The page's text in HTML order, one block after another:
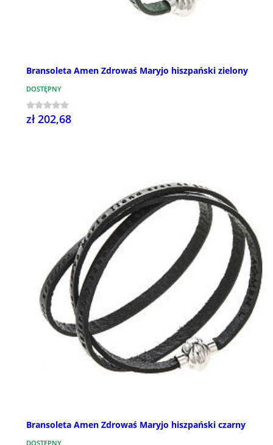
Bransoleta Amen Zdrowaś Maryjo hiszpański zielony
DOSTĘPNY
zł 202,68
Bransoleta Amen Zdrowaś Maryjo hiszpański czarny
DOSTĘPNY